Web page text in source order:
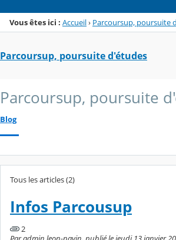
Vous êtes ici : Accueil› Parcoursup, poursuite
Parcoursup, poursuite d'études
Parcoursup, poursuite
Blog
Tous les articles (2)
Infos Parcousup
2